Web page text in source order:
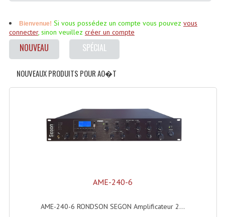
Accessoires Enceintes
Accessoires Micro, Pieds De Régie
Cellule (s)
Pieds D'enceintes
Selecteurs Audio Vidéo
Amplificateurs
Egaliseur Egaliseurs
Bienvenue! Si vous possédez un compte vous pouvez vous
connecter, sinon veuillez créer un compte
NOUVEAU SPÉCIAL
NOUVEAUX PRODUITS POUR AO�T
AME-240-6
AME-240-6 RONDSON SEGON Amplificateur 2...